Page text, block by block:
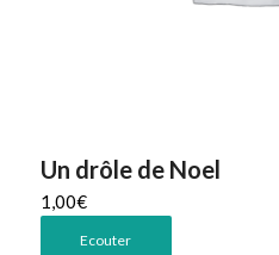
Un drôle de Noel
1,00€
Ecouter